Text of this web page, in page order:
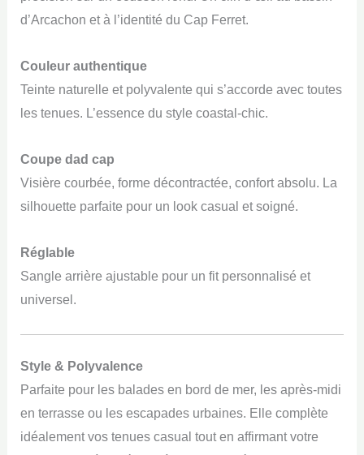
d’Arcachon et à l’identité du Cap Ferret.
Couleur authentique
Teinte naturelle et polyvalente qui s’accorde avec toutes
les tenues. L’essence du style coastal-chic.
Coupe dad cap
Visière courbée, forme décontractée, confort absolu. La
silhouette parfaite pour un look casual et soigné.
Réglable
Sangle arrière ajustable pour un fit personnalisé et
universel.
Style & Polyvalence
Parfaite pour les balades en bord de mer, les après-midi
en terrasse ou les escapades urbaines. Elle complète
idéalement vos tenues casual tout en affirmant votre